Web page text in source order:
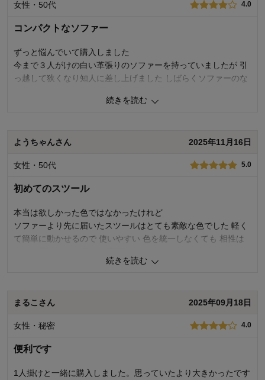
使用感・使いやすさ
使用場所：
リビング
購入のきっかけ： 転居・引越
商品を使う人： 自分
女性・50代 4.0
コンパクトなソファー
ずっと悩んでいて購入しました
今まで３人がけの白い革張りのソファーを持っていましたが 引
っ越して狭くなり知人に差し上げました しばらくソファーのな
モタモタしていたらベンチは売り切れになってしまい残念でし
じソファーのブランドで相性はいいです
繋げて使ったり L時型にしてみたり テーブル挟んで対面に置い
てみたり 楽しんで使えそうです
5人が参考になりました
価格
4.0
自分、配偶者、両親、子供、来客用、そ
続きを読む
ようちゃんさん 2025年11月16日
女性・50代 5.0
初めてのスツール
本当は欲しかった色ではなかったけれど
ソファーより先に届いたスツールはとても素敵な色でした 軽く
て簡単に動かせるので 使いやすい 色を統一しなくても 相性は
などを置いて ちょっとしたテーブルのようにも使っています 圧
参考になった
使用感・使いやすさ
続きを読む
まるこさん 2025年09月18日
女性・秘密 4.0
便利です
1人掛けと一緒に購入しました。思っていたより大きかったです